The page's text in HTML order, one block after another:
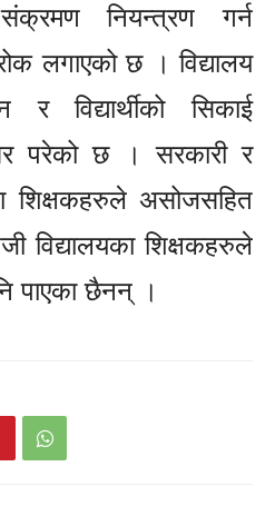
नियन्त्रण गर्न
लगाएको छ । विद्यालय
विद्यार्थीको सिकाई
परेको छ । सरकारी र
शिक्षकहरुले असोजसहित
विद्यालयका शिक्षकहरुले
पाएका छैनन् ।